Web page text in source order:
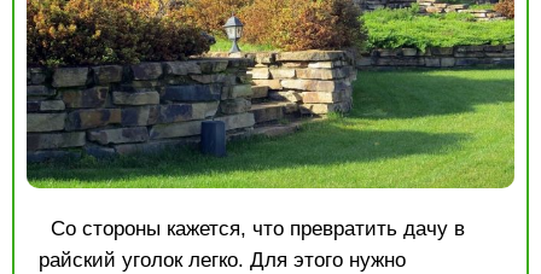
Со стороны кажется, что превратить дачу в
райский уголок легко. Для этого нужно